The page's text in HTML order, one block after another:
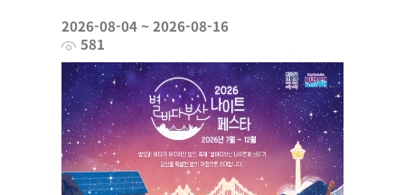
2026-08-04 ~ 2026-08-16
581